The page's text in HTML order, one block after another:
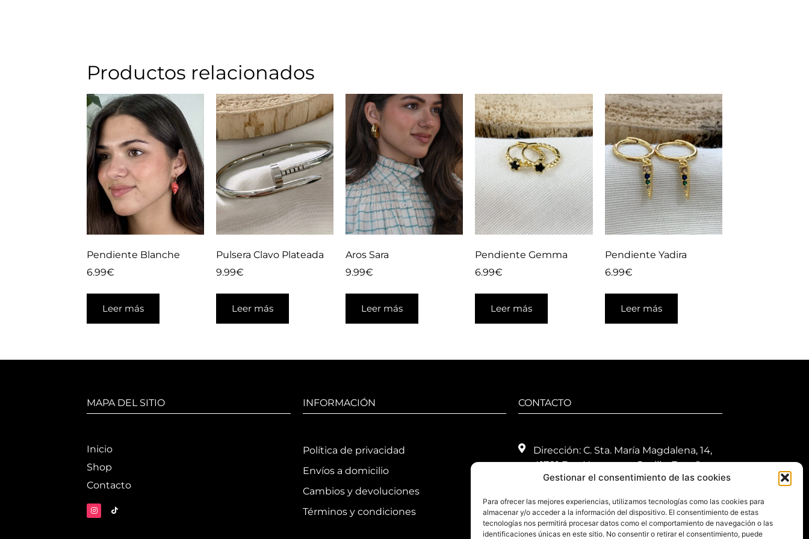
Gestionar el consentimiento de las cookies
Para ofrecer las mejores experiencias, utilizamos tecnologías como las cookies para
almacenar y/o acceder a la información del dispositivo. El consentimiento de estas
tecnologías nos permitirá procesar datos como el comportamiento de navegación o las
identificaciones únicas en este sitio. No consentir o retirar el consentimiento, puede
Productos relacionados
Pendiente Blanche
6.99€
Leer más
Pulsera Clavo Plateada
9.99€
Leer más
Aros Sara
9.99€
Leer más
Pendiente Gemma
6.99€
Leer más
Pendiente Yadira
6.99€
Leer más
MAPA DEL SITIO
Inicio
Shop
Contacto
INFORMACIÓN
Política de privacidad
Envíos a domicilio
Cambios y devoluciones
Términos y condiciones
CONTACTO
Dirección: C. Sta. María Magdalena, 14,
41701 Dos Hermanas, Sevilla, España
Teléfono +34 694 46 69 91
Horario: Lunes a Viernes de 10:00 a
13:30 hs y 17:30 a 20:30 hs. Sábados de
10:30 a 14:00 hs.